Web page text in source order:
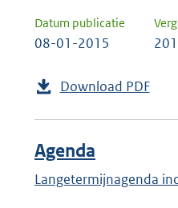
Datum publicatie
08-01-2015
Download PDF
Agenda
Langetermijnagenda